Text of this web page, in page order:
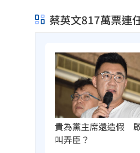
蔡英文817萬票連
貴為黨主席還造假　
叫弄臣？